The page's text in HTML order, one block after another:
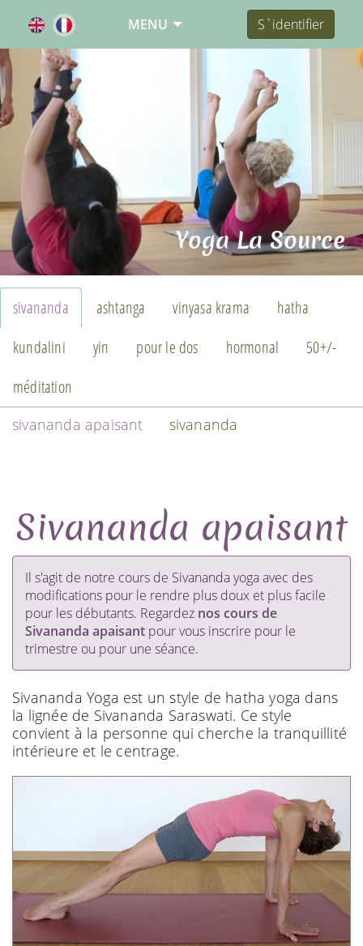
MENU S`identifier
Yoga La Source
sivananda ashtanga vinyasa krama
hatha
kundalini
yin pour le dos hormonal
50+/-
méditation
sivananda apaisant sivananda
Sivananda apaisant
Il s'agit de notre cours de Sivananda yoga avec des
modifications pour le rendre plus doux et plus facile
pour les débutants. Regardez nos cours de
Sivananda apaisant pour vous inscrire pour le
trimestre ou pour une séance.
Sivananda Yoga est un style de hatha yoga dans
la lignée de Sivananda Saraswati. Ce style
convient à la personne qui cherche la tranquillité
intérieure et le centrage.